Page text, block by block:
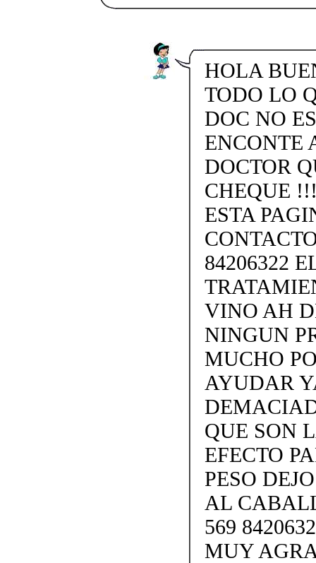
HOLA
TODO LO
DOC NO
ENCONTE
DOCTOR
CHEQUE
ESTA
84206322
VINO AH
NINGUN
MUCHO
AYUDAR
QUE SON
EFECTO
PESO
AL
569
MUY